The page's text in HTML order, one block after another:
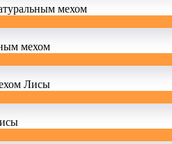
мехом
мехом
Лисы